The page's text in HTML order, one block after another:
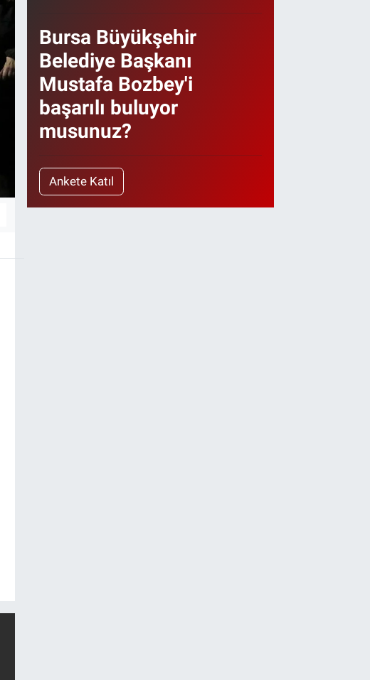
Bursa Büyükşehir
Belediye Başkanı
Mustafa Bozbey'i
başarılı buluyor
musunuz?
Ankete Katıl